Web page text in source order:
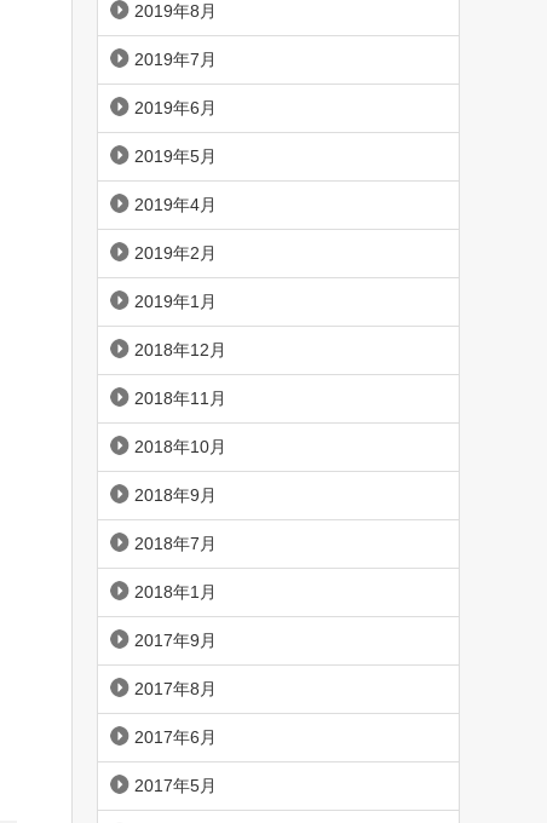
2019年8月
2019年7月
2019年6月
2019年5月
2019年4月
2019年2月
2019年1月
2018年12月
2018年11月
2018年10月
2018年9月
2018年7月
2018年1月
2017年9月
2017年8月
2017年6月
2017年5月